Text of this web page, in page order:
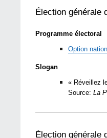
Élection générale
Programme électoral
Option
Slogan
« Réveillez
Source: La
Élection générale